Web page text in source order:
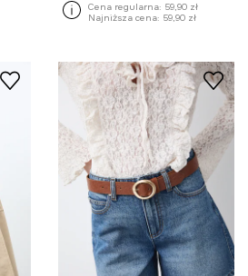
Cena regularna: 59,90 zł
Najniższa cena: 59,90 zł